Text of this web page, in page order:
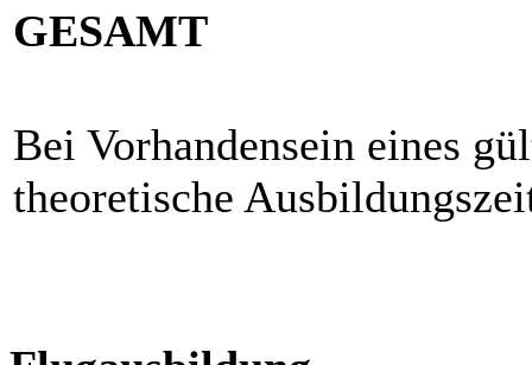
GESAMT
Bei Vorhandensein eines
theoretische